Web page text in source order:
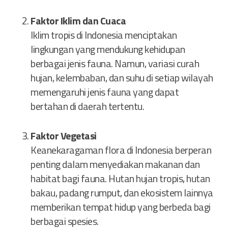
Faktor Iklim dan Cuaca
Iklim tropis di Indonesia menciptakan
lingkungan yang mendukung kehidupan
berbagai jenis fauna. Namun, variasi curah
hujan, kelembaban, dan suhu di setiap wilayah
memengaruhi jenis fauna yang dapat
bertahan di daerah tertentu.
Faktor Vegetasi
Keanekaragaman flora di Indonesia berperan
penting dalam menyediakan makanan dan
habitat bagi fauna. Hutan hujan tropis, hutan
bakau, padang rumput, dan ekosistem lainnya
memberikan tempat hidup yang berbeda bagi
berbagai spesies.